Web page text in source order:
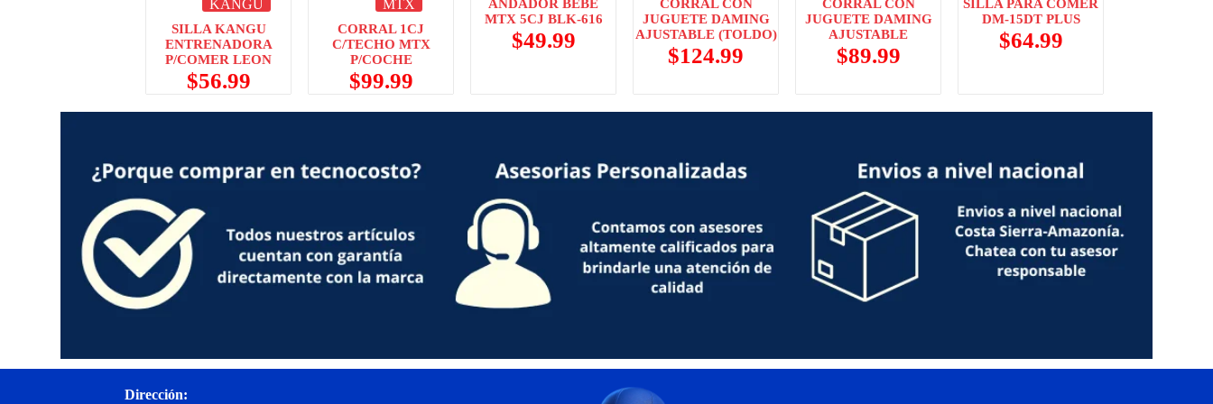
KANGU
SILLA KANGU
ENTRENADORA
P/COMER LEON
$56.99
MTX
CORRAL 1CJ
C/TECHO MTX
P/COCHE
$99.99
ANDADOR BEBE
MTX 5CJ BLK-616
$49.99
CORRAL CON
JUGUETE DAMING
AJUSTABLE (TOLDO)
$124.99
CORRAL CON
JUGUETE DAMING
AJUSTABLE
$89.99
SILLA PARA COMER
DM-15DT PLUS
$64.99
Dirección: